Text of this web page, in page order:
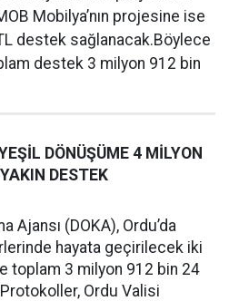
Mobilya’nın projesine ise
destek sağlanacak.Böylece
destek 3 milyon 912 bin
DÖNÜŞÜME 4 MİLYON
DESTEK
Ajansı (DOKA), Ordu’da
hayata geçirilecek iki
toplam 3 milyon 912 bin 24
Ordu Valisi